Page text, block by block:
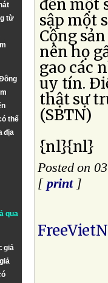
từ
thể
địa
qua
giả
đến một
sập một
Cộng
nên họ
gao các
uy tín.
thật sự
(SBTN)
{nl}{nl}
Posted on
[ print]